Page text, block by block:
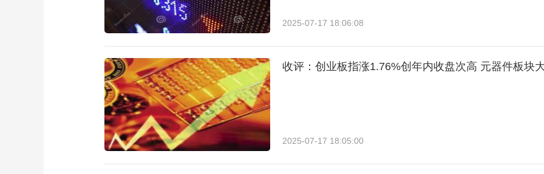
2025-07-17 18:06:08
收评：创业板指涨1.76%创年内收盘次高 元器件板块
2025-07-17 18:05:00